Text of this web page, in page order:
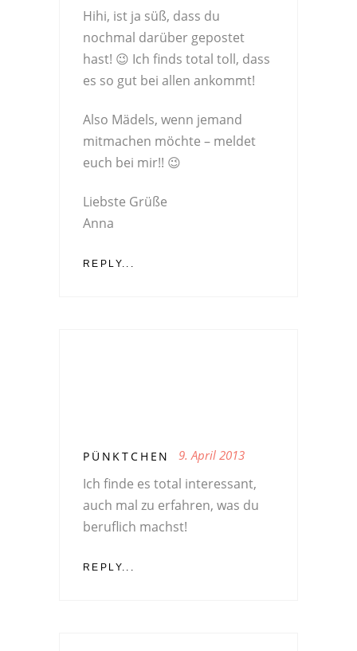
Hihi, ist ja süß, dass du
nochmal darüber gepostet
hast! 😉 Ich finds total toll, dass
es so gut bei allen ankommt!
Also Mädels, wenn jemand
mitmachen möchte – meldet
euch bei mir!! 😉
Liebste Grüße
Anna
REPLY...
PÜNKTCHEN 9. April 2013
Ich finde es total interessant,
auch mal zu erfahren, was du
beruflich machst!
REPLY...